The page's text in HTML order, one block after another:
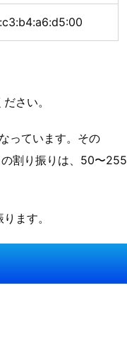
さい。
っています。その
割り振りは、50〜255
ます。